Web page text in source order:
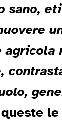
sano,
agricola
le